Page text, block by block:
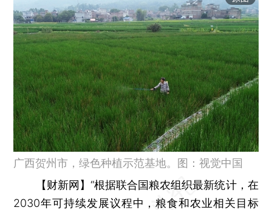
广西贺州市，绿色种植示范基地。图：视觉中国
【财新网】 “根据联合国粮农组织最新统计，在
2030年可持续发展议程中，粮食和农业相关目标